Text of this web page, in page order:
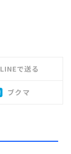
LINEで送る
ブクマ